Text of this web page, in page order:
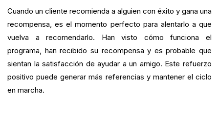
Cuando un cliente recomienda a alguien con éxito y gana una
recompensa, es el momento perfecto para alentarlo a que
vuelva a recomendarlo. Han visto cómo funciona el
programa, han recibido su recompensa y es probable que
sientan la satisfacción de ayudar a un amigo. Este refuerzo
positivo puede generar más referencias y mantener el ciclo
en marcha.